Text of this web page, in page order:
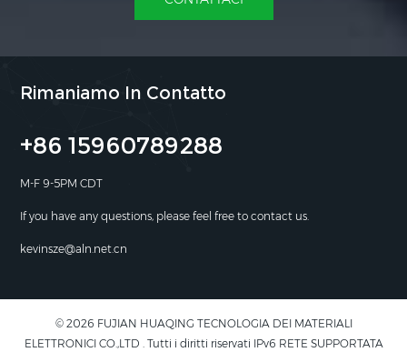
Rimaniamo In Contatto
+86 15960789288
M-F 9-5PM CDT
If you have any questions, please feel free to contact us.
kevinsze@aln.net.cn
© 2026 FUJIAN HUAQING TECNOLOGIA DEI MATERIALI
ELETTRONICI CO.,LTD . Tutti i diritti riservati IPv6 RETE SUPPORTATA